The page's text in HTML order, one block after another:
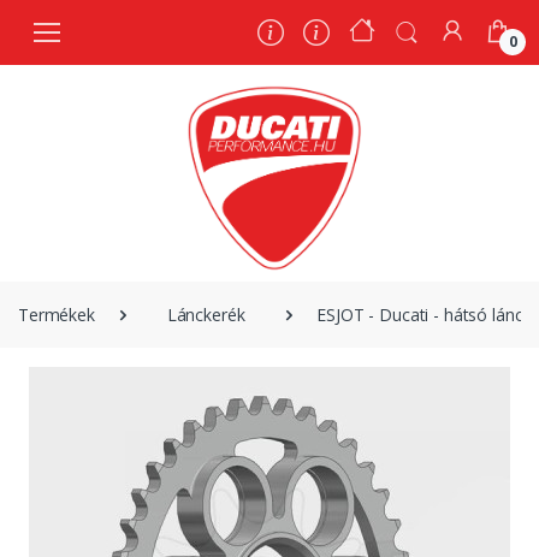
0
Termékek Lánckerék ESJOT - Ducati - hátsó
0